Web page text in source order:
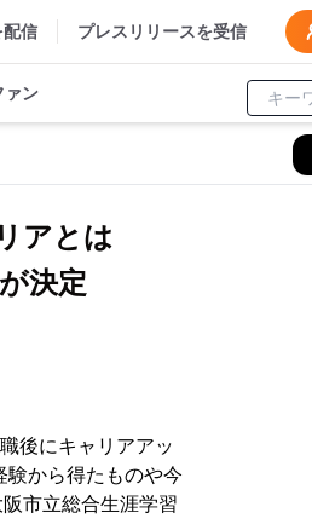
配信 プレスリリースを受信
ァン
アとは
決定
後にキャリアアッ
験から得たものや今
市立総合生涯学習